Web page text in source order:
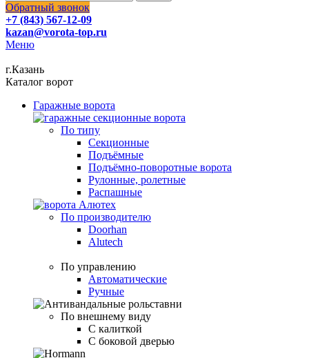
Обратный звонок
+7 (843) 567-12-09
kazan@vorota-top.ru
Меню
г.Казань
Каталог ворот
Гаражные ворота
По типу
Секционные
Подъёмные
Подъёмно-поворотные ворота
Рулонные, ролетные
Распашные
По производителю
Doorhan
Alutech
По управлению
Автоматические
Ручные
По внешнему виду
С калиткой
С боковой дверью